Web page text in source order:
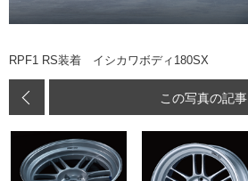
RPF1 RS装着 イシカワボディ180SX
この写真の記事